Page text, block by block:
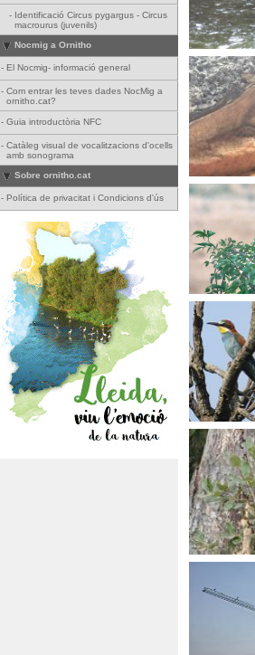
- Identificació Circus pygargus - Circus
macrourus (juvenils)
Nocmig a Ornitho
- El Nocmig- informació general
- Com entrar les teves dades NocMig a
ornitho.cat?
- Guia introductòria NFC
- Catàleg visual de vocalitzacions d'ocells
amb sonograma
Sobre ornitho.cat
- Política de privacitat i Condicions d'ús